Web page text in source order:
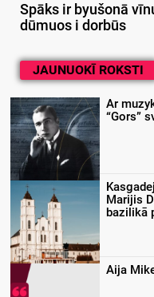
Spāks ir byušonā
dūmuos i dorbūs
JAUNUOKĪ ROKSTI
Ar
“Gors”
Marijis
bazilikā
Aija